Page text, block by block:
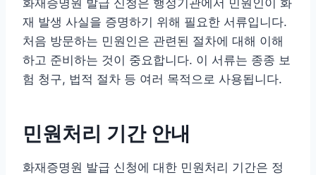
재 발생 사실을 증명하기 위해 필요한 서류입니다.
처음 방문하는 민원인은 관련된 절차에 대해 이해
하고 준비하는 것이 중요합니다. 이 서류는 종종 보
험 청구, 법적 절차 등 여러 목적으로 사용됩니다.
민원처리 기간 안내
화재증명원 발급 신청에 대한 민원처리 기간은 정